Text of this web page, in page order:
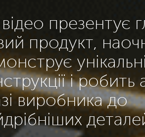
презентує
продукт,
і робить
виробника до